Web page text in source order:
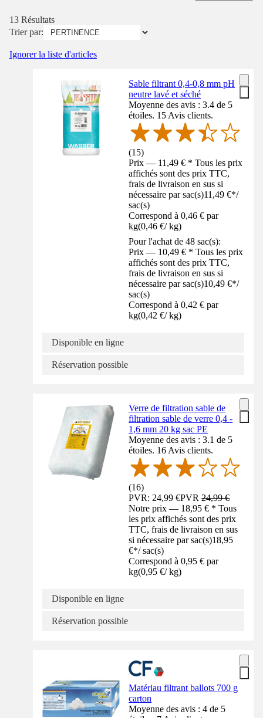
13 Résultats
Trier par:
Ignorer la liste d'articles
Sable filtrant 0,4-0,8 mm pH
neutre lavé et séché
Moyenne des avis : 3.4 de 5
étoiles. 15 Avis clients.
(15)
Prix — 11,49 € * Tous les prix
affichés sont des prix TTC,
frais de livraison en sus si
nécessaire par sac(s)11,49 €*/
sac(s)
Correspond à 0,46 € par
kg(0,46 €/ kg)
Pour l'achat de 48 sac(s):
Prix — 10,49 € * Tous les prix
affichés sont des prix TTC,
frais de livraison en sus si
nécessaire par sac(s)10,49 €*/
sac(s)
Correspond à 0,42 € par
kg(0,42 €/ kg)
Disponible en ligne
Réservation possible
Verre de filtration sable de
filtration sable de verre 0,4 -
1,6 mm 20 kg sac PE
Moyenne des avis : 3.1 de 5
étoiles. 16 Avis clients.
(16)
PVR: 24,99 €PVR24,99 €
Notre prix — 18,95 € * Tous
les prix affichés sont des prix
TTC, frais de livraison en sus
si nécessaire par sac(s)18,95
€*/ sac(s)
Correspond à 0,95 € par
kg(0,95 €/ kg)
Disponible en ligne
Réservation possible
Matériau filtrant ballots 700 g
carton
Moyenne des avis : 4 de 5